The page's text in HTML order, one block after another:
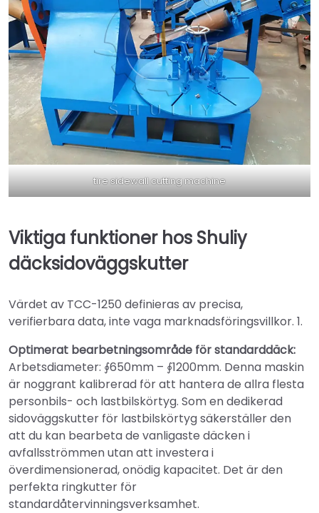
tire sidewall cutting machine
Viktiga funktioner hos Shuliy
däcksidoväggskutter
Värdet av TCC-1250 definieras av precisa,
verifierbara data, inte vaga marknadsföringsvillkor. 1.
Optimerat bearbetningsområde för standarddäck:
Arbetsdiameter: ∮650mm – ∮1200mm. Denna maskin
är noggrant kalibrerad för att hantera de allra flesta
personbils- och lastbilskörtyg. Som en dedikerad
sidoväggskutter för lastbilskörtyg säkerställer den
att du kan bearbeta de vanligaste däcken i
avfallsströmmen utan att investera i
överdimensionerad, onödig kapacitet. Det är den
perfekta ringkutter för
standardåtervinningsverksamhet.